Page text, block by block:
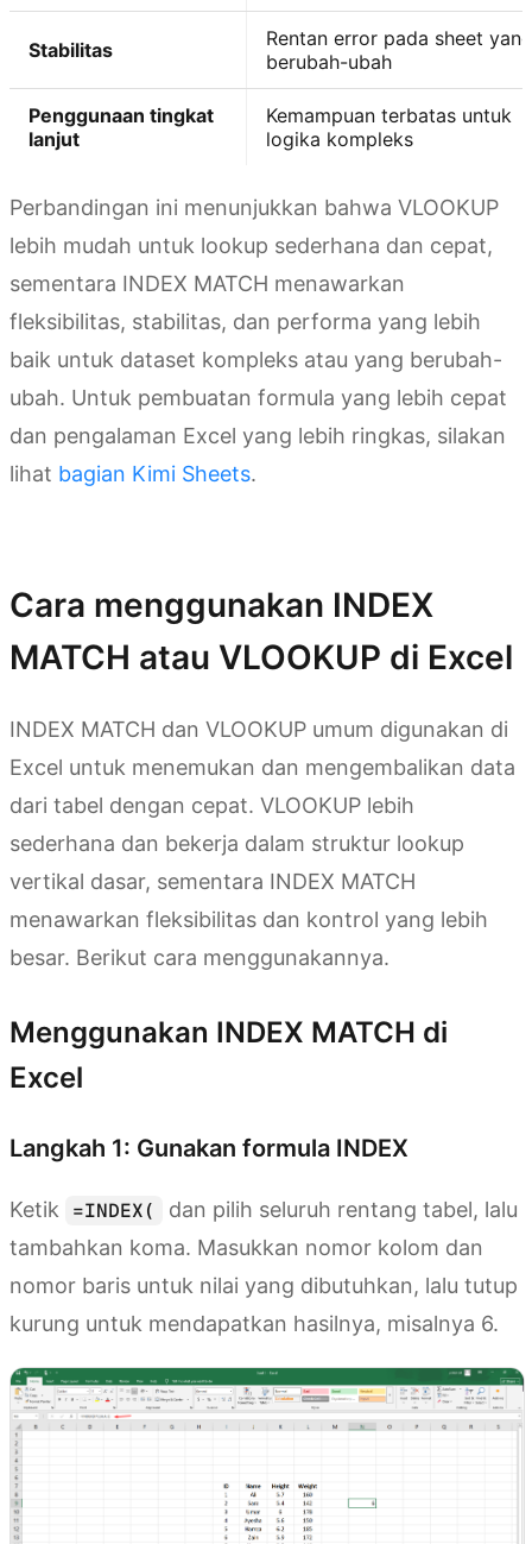
Stabilitas
Rentan error pada sheet yang
berubah-ubah
Penggunaan tingkat
lanjut
Kemampuan terbatas untuk
logika kompleks
Perbandingan ini menunjukkan bahwa VLOOKUP
lebih mudah untuk lookup sederhana dan cepat,
sementara INDEX MATCH menawarkan
fleksibilitas, stabilitas, dan performa yang lebih
baik untuk dataset kompleks atau yang berubah-
ubah. Untuk pembuatan formula yang lebih cepat
dan pengalaman Excel yang lebih ringkas, silakan
lihat bagian Kimi Sheets.
Cara menggunakan INDEX
MATCH atau VLOOKUP di Excel
INDEX MATCH dan VLOOKUP umum digunakan di
Excel untuk menemukan dan mengembalikan data
dari tabel dengan cepat. VLOOKUP lebih
sederhana dan bekerja dalam struktur lookup
vertikal dasar, sementara INDEX MATCH
menawarkan fleksibilitas dan kontrol yang lebih
besar. Berikut cara menggunakannya.
Menggunakan INDEX MATCH di
Excel
Langkah 1: Gunakan formula INDEX
Ketik =INDEX(
dan pilih seluruh rentang tabel, lalu
tambahkan koma. Masukkan nomor kolom dan
nomor baris untuk nilai yang dibutuhkan, lalu tutup
kurung untuk mendapatkan hasilnya, misalnya 6.